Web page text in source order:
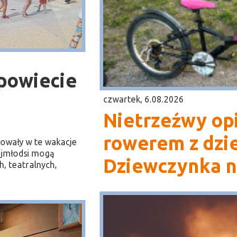
w te wakacje
mogą
teatralnych,
czwartek, 6.08.2026
Nietrzeźwy
rowerem z
Dziewczynka